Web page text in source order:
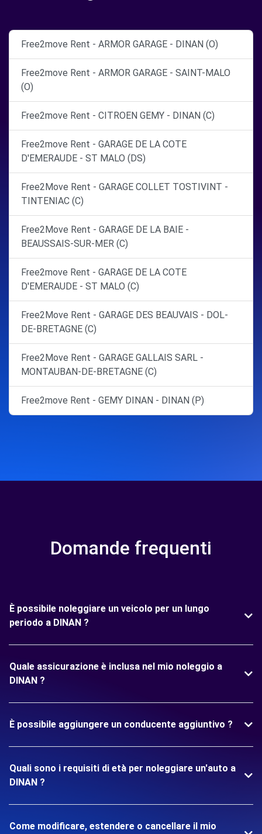
Free2move Rent - ARMOR GARAGE - DINAN (O)
Free2move Rent - ARMOR GARAGE - SAINT-MALO
(O)
Free2move Rent - CITROEN GEMY - DINAN (C)
Free2move Rent - GARAGE DE LA COTE
D'EMERAUDE - ST MALO (DS)
Free2Move Rent - GARAGE COLLET TOSTIVINT -
TINTENIAC (C)
Free2Move Rent - GARAGE DE LA BAIE -
BEAUSSAIS-SUR-MER (C)
Free2move Rent - GARAGE DE LA COTE
D'EMERAUDE - ST MALO (C)
Free2Move Rent - GARAGE DES BEAUVAIS - DOL-
DE-BRETAGNE (C)
Free2Move Rent - GARAGE GALLAIS SARL -
MONTAUBAN-DE-BRETAGNE (C)
Free2move Rent - GEMY DINAN - DINAN (P)
Domande frequenti
È possibile noleggiare un veicolo per un lungo
periodo a DINAN ?
Quale assicurazione è inclusa nel mio noleggio a
DINAN ?
È possibile aggiungere un conducente aggiuntivo ?
Quali sono i requisiti di età per noleggiare un'auto a
DINAN ?
Come modificare, estendere o cancellare il mio